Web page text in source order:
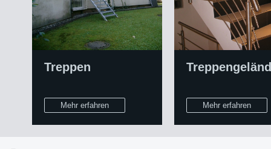
Treppen
Mehr erfahren Mehr erfahren